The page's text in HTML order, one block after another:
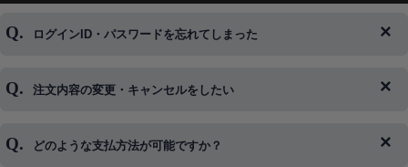
ログインID・パスワードを忘れてしまった
◆下記ページより、ログインIDの変更が可能です。
注文内容の変更・キャンセルをしたい
◆即日発送を行なっている関係上、午後以降のご連絡やキャンセル
どのような支払方法が可能ですか？